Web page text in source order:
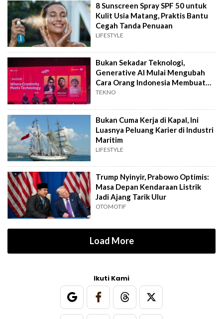
8 Sunscreen Spray SPF 50 untuk
Kulit Usia Matang, Praktis Bantu
Cegah Tanda Penuaan
LIFESTYLE
Bukan Sekadar Teknologi,
Generative AI Mulai Mengubah
Cara Orang Indonesia Membuat
Film
TEKNO
Bukan Cuma Kerja di Kapal, Ini
Luasnya Peluang Karier di Industri
Maritim
LIFESTYLE
Trump Nyinyir, Prabowo Optimis:
Masa Depan Kendaraan Listrik
Jadi Ajang Tarik Ulur
OTOMOTIF
Load More
Ikuti Kami